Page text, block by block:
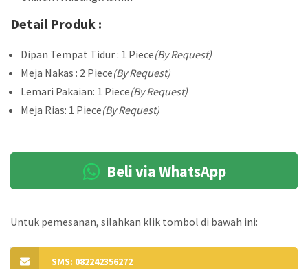
Detail Produk :
Dipan Tempat Tidur : 1 Piece(By Request)
Meja Nakas : 2 Piece(By Request)
Lemari Pakaian: 1 Piece(By Request)
Meja Rias: 1 Piece(By Request)
Beli via WhatsApp
Untuk pemesanan, silahkan klik tombol di bawah ini:
SMS: 082242356272